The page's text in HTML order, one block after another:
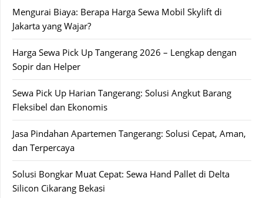
Mengurai Biaya: Berapa Harga Sewa Mobil Skylift di
Jakarta yang Wajar?
Harga Sewa Pick Up Tangerang 2026 – Lengkap dengan
Sopir dan Helper
Sewa Pick Up Harian Tangerang: Solusi Angkut Barang
Fleksibel dan Ekonomis
Jasa Pindahan Apartemen Tangerang: Solusi Cepat, Aman,
dan Terpercaya
Solusi Bongkar Muat Cepat: Sewa Hand Pallet di Delta
Silicon Cikarang Bekasi